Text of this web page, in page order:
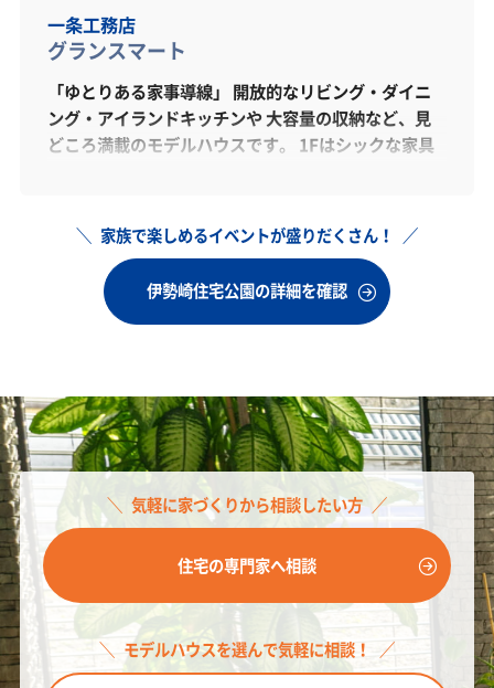
一条工務店
グランスマート
「ゆとりある家事導線」 開放的なリビング・ダイニ
ング・アイランドキッチンや 大容量の収納など、見
どころ満載のモデルハウスです。 1Fはシックな家具
を感じることのできる内装に。 インテリアをゆっく
りご覧いただけることはもちろん、高性能な住まいが
実現する快適な暮らしを実感いただける体験コーナー
もございます。 ぜひお気軽にお越しください。 スタ
ッフ一同、心よりお待ちしております。
家族で楽しめるイベントが盛りだくさん！
伊勢崎住宅公園の詳細を確認
気軽に家づくりから相談したい方
住宅の専門家へ相談
モデルハウスを選んで気軽に相談！